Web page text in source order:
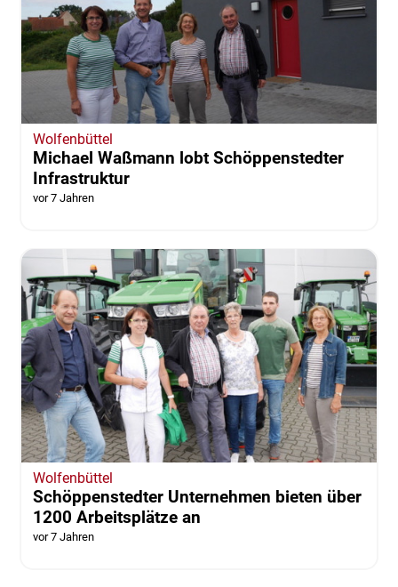
Wolfenbüttel
Michael Waßmann lobt Schöppenstedter
Infrastruktur
vor 7 Jahren
Wolfenbüttel
Schöppenstedter Unternehmen bieten über
1200 Arbeitsplätze an
vor 7 Jahren